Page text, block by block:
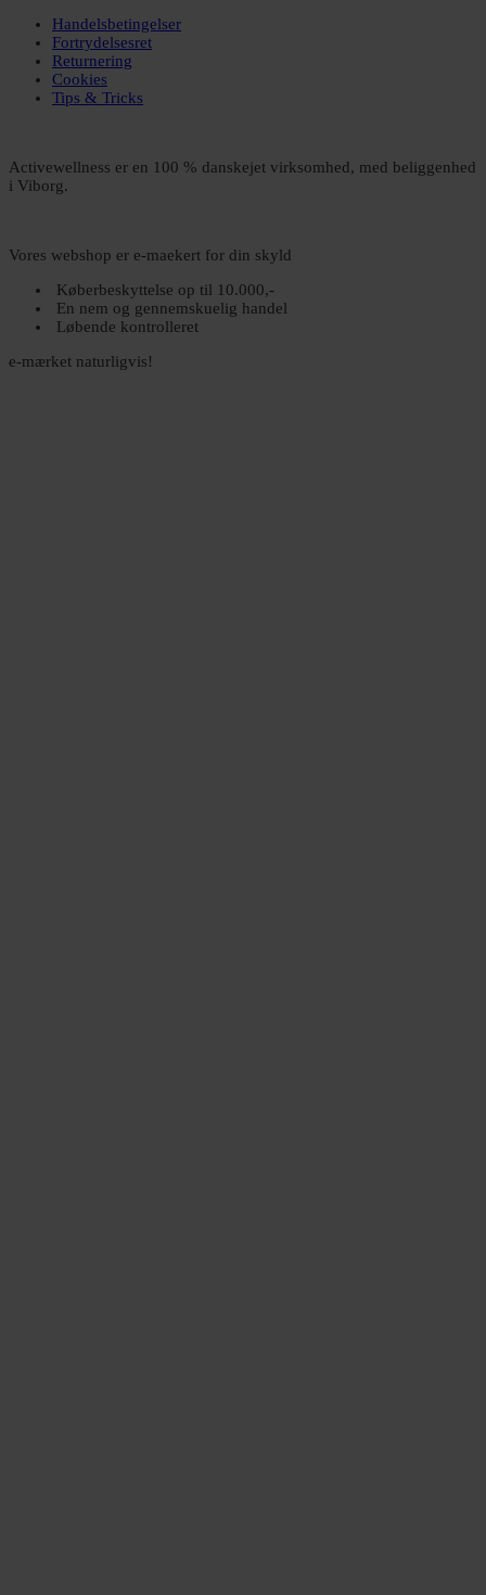
Handelsbetingelser
Fortrydelsesret
Returnering
Cookies
Tips & Tricks
Activewellness er en 100 % danskejet virksomhed, med beliggenhed
i Viborg.
Vores webshop er e-maekert for din skyld
Køberbeskyttelse op til 10.000,-
En nem og gennemskuelig handel
Løbende kontrolleret
e-mærket naturligvis!